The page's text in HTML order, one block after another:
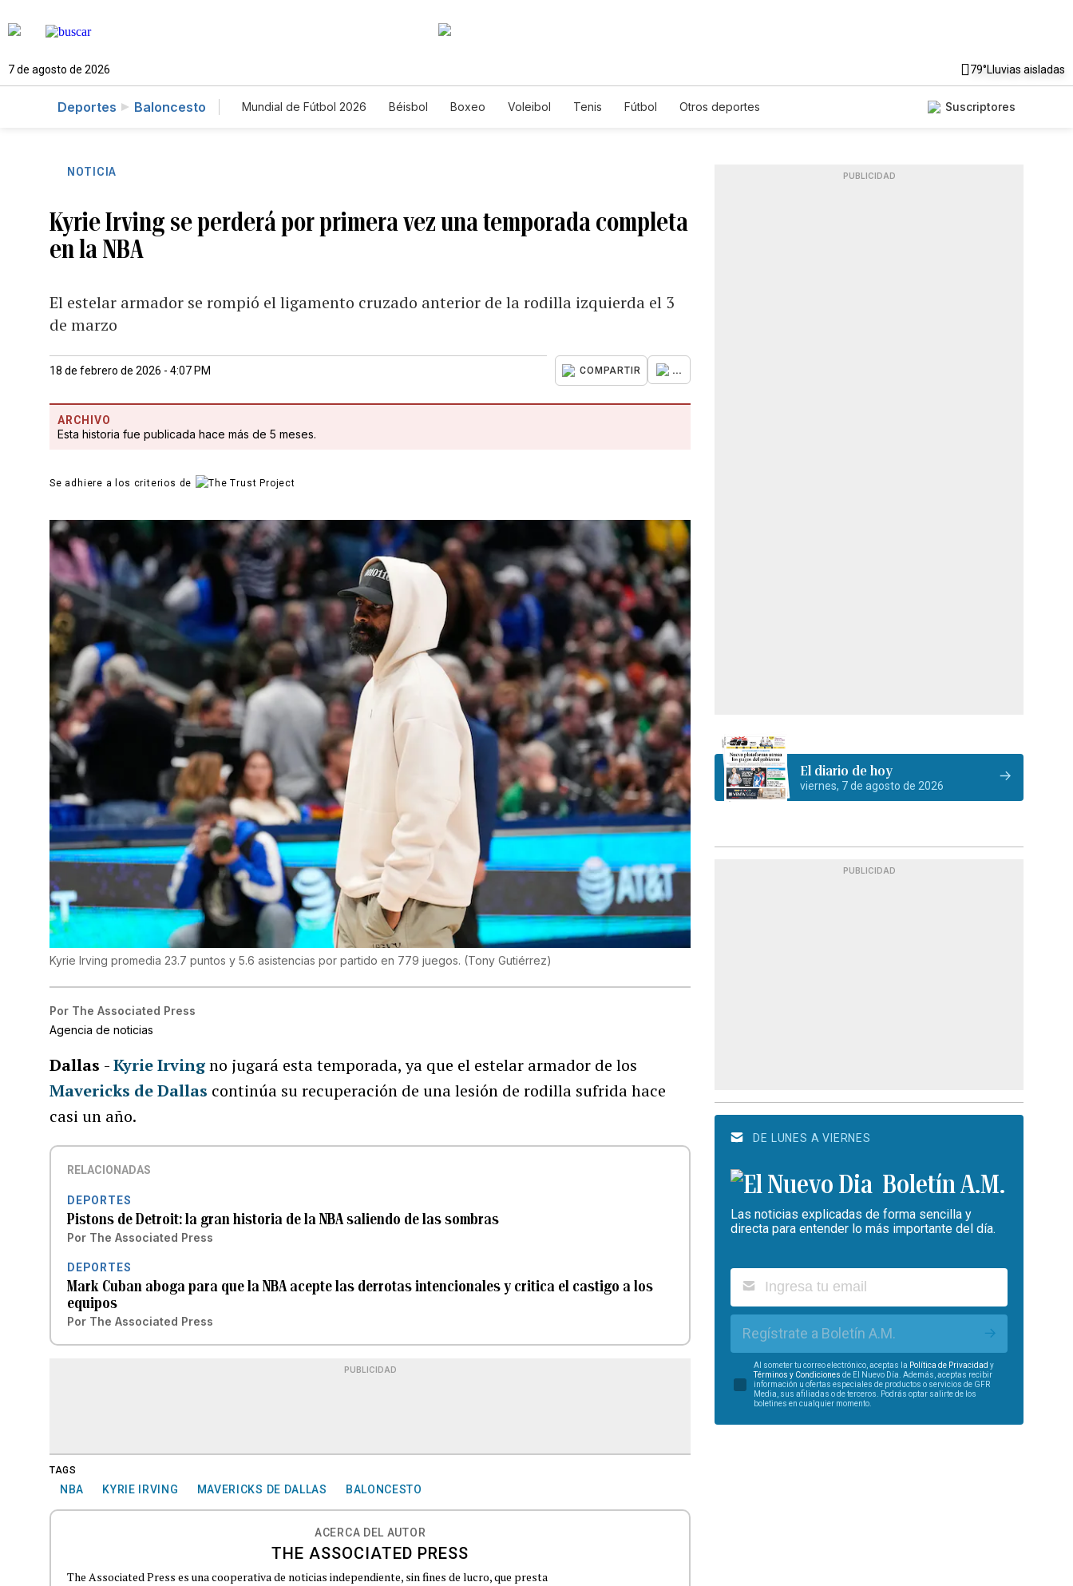
7 de agosto de 2026 79°Lluvias aisladas
Deportes Baloncesto Mundial de Fútbol 2026 Béisbol Boxeo Voleibol Tenis Fútbol Otros deportes Suscriptores
NOTICIA
Kyrie Irving se perderá por primera vez una temporada completa
en la NBA
El estelar armador se rompió el ligamento cruzado anterior de la rodilla izquierda el 3
de marzo
18 de febrero de 2026 - 4:07 PM COMPARTIR ...
ARCHIVO
Esta historia fue publicada hace más de 5 meses.
Se adhiere a los criterios de
Kyrie Irving promedia 23.7 puntos y 5.6 asistencias por partido en 779 juegos. (Tony Gutiérrez)
Por The Associated Press
Agencia de noticias
Dallas -Kyrie Irvingno jugará esta temporada, ya que el estelar armador de los
Mavericks de Dallas continúa su recuperación de una lesión de rodilla sufrida hace
casi un año.
RELACIONADAS
DEPORTES
Pistons de Detroit: la gran historia de la NBA saliendo de las sombras
Por The Associated Press
DEPORTES
Mark Cuban aboga para que la NBA acepte las derrotas intencionales y critica el castigo a los
equipos
Por The Associated Press
PUBLICIDAD
TAGS
NBA KYRIE IRVING MAVERICKS DE DALLAS BALONCESTO
ACERCA DEL AUTOR
THE ASSOCIATED PRESS
The Associated Press es una cooperativa de noticias independiente, sin fines de lucro, que presta
PUBLICIDAD
El diario de hoy
viernes, 7 de agosto de 2026
PUBLICIDAD
DE LUNES A VIERNES
Boletín A.M.
Las noticias explicadas de forma sencilla y
directa para entender lo más importante del día.
Regístrate a Boletín A.M.
Al someter tu correo electrónico, aceptas la Política de Privacidad y
Términos y Condiciones de El Nuevo Día. Además, aceptas recibir
información u ofertas especiales de productos o servicios de GFR
Media, sus afiliadas o de terceros. Podrás optar salirte de los
boletines en cualquier momento.